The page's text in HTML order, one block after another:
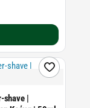
shave |